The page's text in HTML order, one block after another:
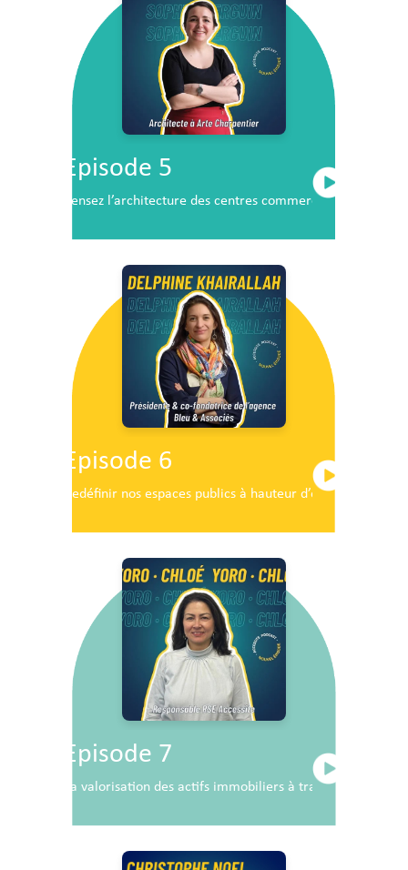
Episode 5
Pensez l’architecture des centres commerciaux de demain
Episode 6
Redéfinir nos espaces publics à hauteur d’enfants
Episode 7
La valorisation des actifs immobiliers à travers la RSE